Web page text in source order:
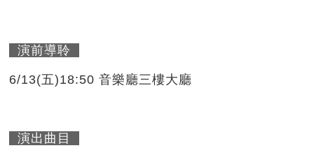
演前導聆
6/13(五)18:50 音樂廳三樓大廳
演出曲目